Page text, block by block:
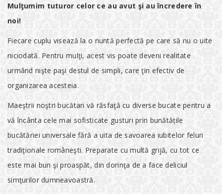
Mulţumim tuturor celor ce au avut şi au încredere în
noi!
Fiecare cuplu visează la o nuntă perfectă pe care să nu o uite
niciodată. Pentru mulţi, acest vis poate deveni realitate
urmând nişte paşi destul de simpli, care ţin efectiv de
organizarea acesteia.
Maeştrii noştri bucătari vă răsfaţă cu diverse bucate pentru a
vă încânta cele mai sofisticate gusturi prin bunătățile
bucătăriei universale fără a uita de savoarea iubitelor feluri
tradiţionale româneşti. Preparate cu multă grijă, cu tot ce
este mai bun şi proaspăt, din dorinţa de a face deliciul
simţurilor dumneavoastră.